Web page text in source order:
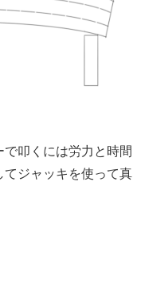
叩くには労力と時間
ジャッキを使って真